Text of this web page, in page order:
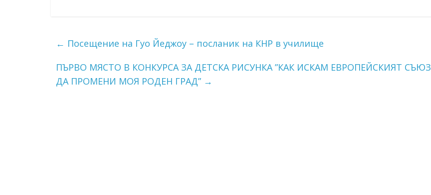
← Посещение на Гуо Йеджоу – посланик на КНР в училище
ПЪРВО МЯСТО В КОНКУРСА ЗА ДЕТСКА РИСУНКА ”КАК ИСКАМ ЕВРОПЕЙСКИЯТ СЪЮЗ
ДА ПРОМЕНИ МОЯ РОДЕН ГРАД” →